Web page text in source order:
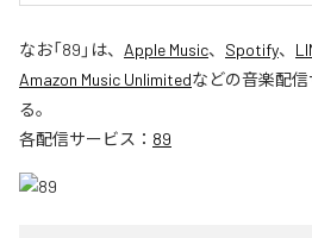
なお「89 」は、 Apple Music、 Spotify、
Amazon Music Unlimitedなどの音楽配
る。
各配信サービス： 89